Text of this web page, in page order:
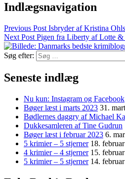
Indlægsnavigation
Previous Post Isbryder af Kristina
Next Post Pigen fra Liberty af Lotte &
Søg efter:
Seneste indlæg
Nu kun: Instagram og Facebook
Bøger læst i marts 2023 31.
Bødlernes daggry af Michael
Dukkesamleren af Tine Gudrun
Bøger læst i februar 2023 6.
5 krimier – 5 stjerner 18.
4 krimier – 4 stjerner 15.
5 krimier – 5 stjerner 14.